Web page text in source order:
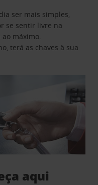
ser mais simples,
se sentir livre na
máximo.
terá as chaves à sua
aqui